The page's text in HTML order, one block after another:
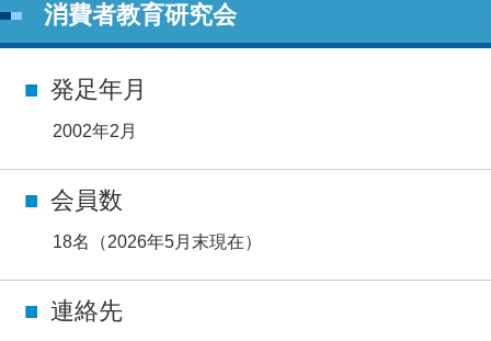
消費者教育研究会
発足年月
2002年2月
会員数
18名（2026年5月末現在）
連絡先